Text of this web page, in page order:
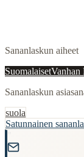
Sananlaskun aiheet
SuomalaisetVanhan
Sananlaskun
suola
Satunnainen